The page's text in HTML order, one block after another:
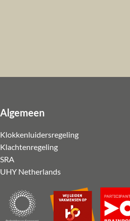
Algemeen
Klokkenluidersregeling
Klachtenregeling
SRA
UHY Netherlands